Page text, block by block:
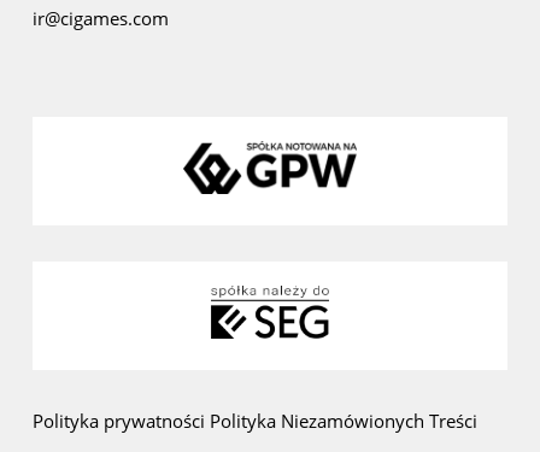
ir@cigames.com
Polityka prywatności Polityka Niezamówionych Treści